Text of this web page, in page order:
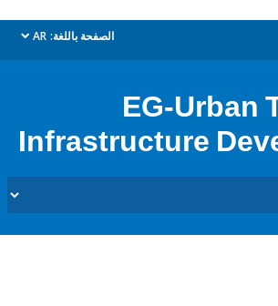
الصفحة باللغة: AR
dropdown
EG-
Infrastructure